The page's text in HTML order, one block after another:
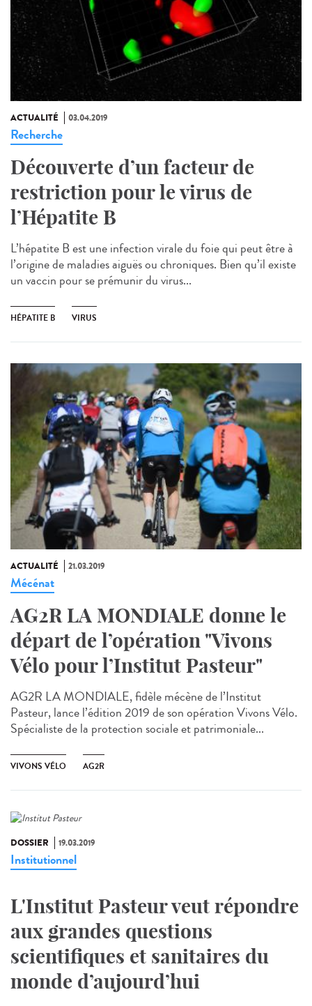
ACTUALITÉ 03.04.2019
Recherche
Découverte d’un facteur de
restriction pour le virus de
l’Hépatite B
L’hépatite B est une infection virale du foie qui peut être à
l’origine de maladies aiguës ou chroniques. Bien qu’il existe
un vaccin pour se prémunir du virus...
HÉPATITE B VIRUS
ACTUALITÉ 21.03.2019
Mécénat
AG2R LA MONDIALE donne le
départ de l’opération "Vivons
Vélo pour l’Institut Pasteur"
AG2R LA MONDIALE, fidèle mécène de l’Institut
Pasteur, lance l’édition 2019 de son opération Vivons Vélo.
Spécialiste de la protection sociale et patrimoniale...
VIVONS VÉLO AG2R
DOSSIER 19.03.2019
Institutionnel
L'Institut Pasteur veut répondre
aux grandes questions
scientifiques et sanitaires du
monde d’aujourd’hui